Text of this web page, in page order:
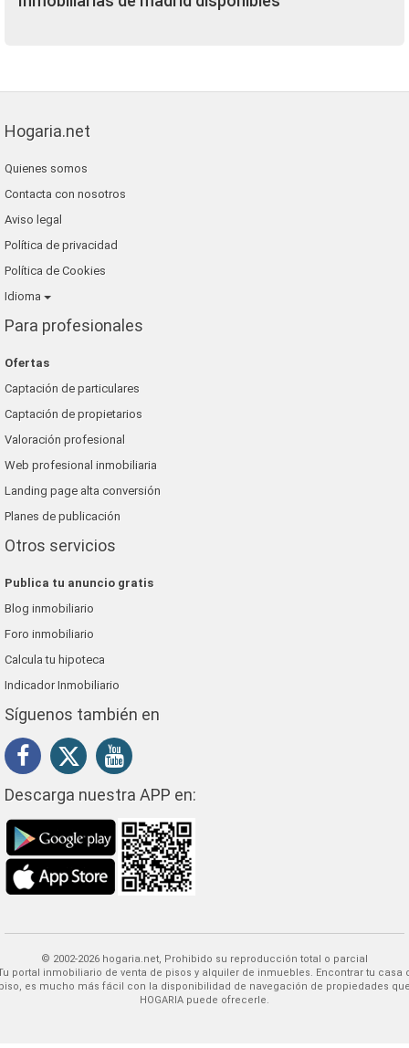
Hogaria.net
Quienes somos
Contacta con nosotros
Aviso legal
Política de privacidad
Política de Cookies
Idioma
Para profesionales
Ofertas
Captación de particulares
Captación de propietarios
Valoración profesional
Web profesional inmobiliaria
Landing page alta conversión
Planes de publicación
Otros servicios
Publica tu anuncio gratis
Blog inmobiliario
Foro inmobiliario
Calcula tu hipoteca
Indicador Inmobiliario
Síguenos también en
Descarga nuestra APP en:
© 2002-2026 hogaria.net, Prohibido su reproducción total o parcial
Encontrar tu casa o
es mucho más fácil con la disponibilidad de navegación de propiedades
HOGARIA puede ofrecerle.